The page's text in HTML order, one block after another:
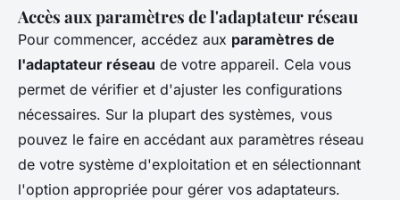
Accès aux paramètres de l'adaptateur réseau
Pour commencer, accédez aux paramètres de
l'adaptateur réseau de votre appareil. Cela vous
permet de vérifier et d'ajuster les configurations
nécessaires. Sur la plupart des systèmes, vous
pouvez le faire en accédant aux paramètres réseau
de votre système d'exploitation et en sélectionnant
l'option appropriée pour gérer vos adaptateurs.